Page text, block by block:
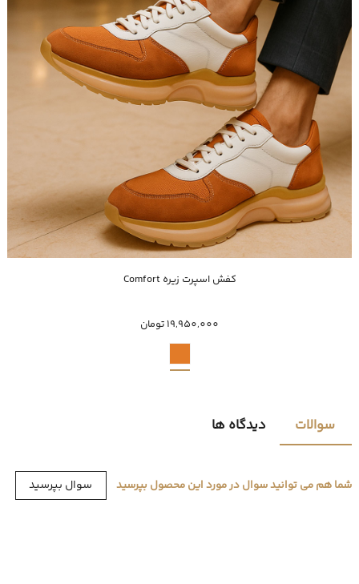
خرید سریع
کفش اسپرت زیره Comfort
19,950,000 تومان
سوالات دیدگاه ها
شما هم می توانید سوال در مورد این محصول بپرسید سوال بپرسید